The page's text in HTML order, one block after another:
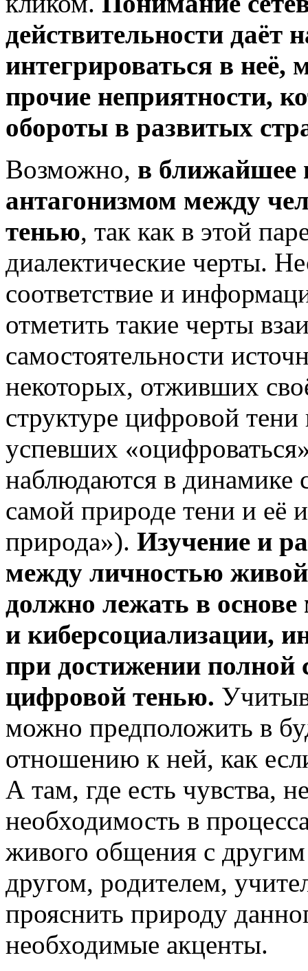
действительности даёт
интегрироваться в неё,
прочие неприятности,
обороты в развитых
Возможно, в ближайшее
антагонизмом между
тенью, так как в этой
диалектические черты.
соответствие и
отметить такие черты
самостоятельности
некоторых, отживших
структуре цифровой
успевших
наблюдаются в динамике
самой природе тени и её
природа»). Изучение и
между личностью
должно лежать в
и киберсоциализации,
при достижении полной
цифровой тенью.
можно предположить в
отношению к ней, как
А там, где есть чувства,
необходимость в
живого общения с
другом, родителем,
прояснить природу
необходимые акценты.